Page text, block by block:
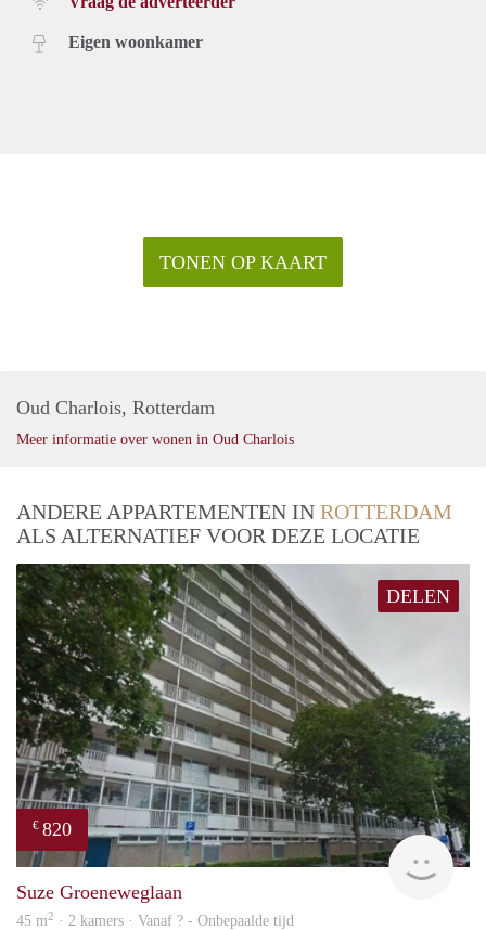
Eigen woonkamer
TONEN OP KAART
Oud Charlois, Rotterdam
Meer informatie over wonen in Oud Charlois
ANDERE APPARTEMENTEN IN ROTTERDAM
ALS ALTERNATIEF VOOR DEZE LOCATIE
DELEN
€ 820
rent
Suze Groeneweglaan
45 m2 · 2 kamers · Vanaf ? - Onbepaalde tijd